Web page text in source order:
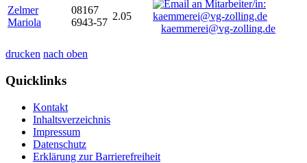
Zelmer
Mariola
08167
6943-57
2.05
kaemmerei@vg-zolling.de
drucken nach oben
Quicklinks
Kontakt
Inhaltsverzeichnis
Impressum
Datenschutz
Erklärung zur Barrierefreiheit